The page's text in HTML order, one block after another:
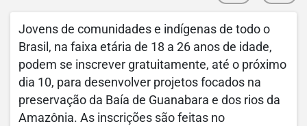
Jovens de comunidades e indígenas de todo o
Brasil, na faixa etária de 18 a 26 anos de idade,
podem se inscrever gratuitamente, até o próximo
dia 10, para desenvolver projetos focados na
preservação da Baía de Guanabara e dos rios da
Amazônia. As inscrições são feitas no